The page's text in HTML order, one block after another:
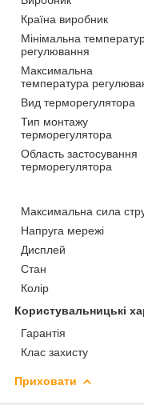
Країна виробник
Мінімальна
регулювання
Максимальна
температура
Вид терморегулятора
Тип монтажу
терморегулятора
Область застосування
терморегулятора
Максимальна сила
Напруга мережі
Дисплей
Стан
Колір
Користувальницькі
Гарантія
Клас захисту
Приховати